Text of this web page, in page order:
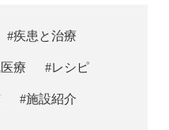
#疾患と治療
療 #レシピ
#施設紹介